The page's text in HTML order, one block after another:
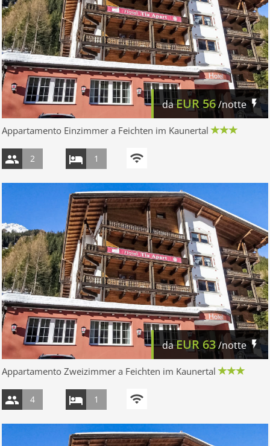
daEUR 56/notte
Appartamento Einzimmer a Feichten im Kaunertal
2 1
daEUR 63/notte
Appartamento Zweizimmer a Feichten im Kaunertal
4 1